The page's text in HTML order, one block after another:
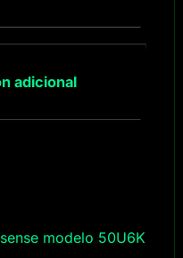
adicional
modelo 50U6K